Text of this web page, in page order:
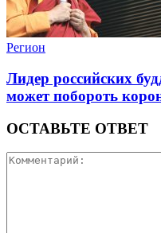
Регион
Лидер российских
может побороть
ОСТАВЬТЕ ОТВЕТ